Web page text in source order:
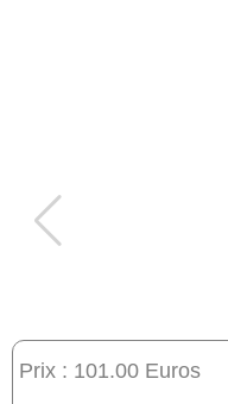
Prix : 101.00 Euros